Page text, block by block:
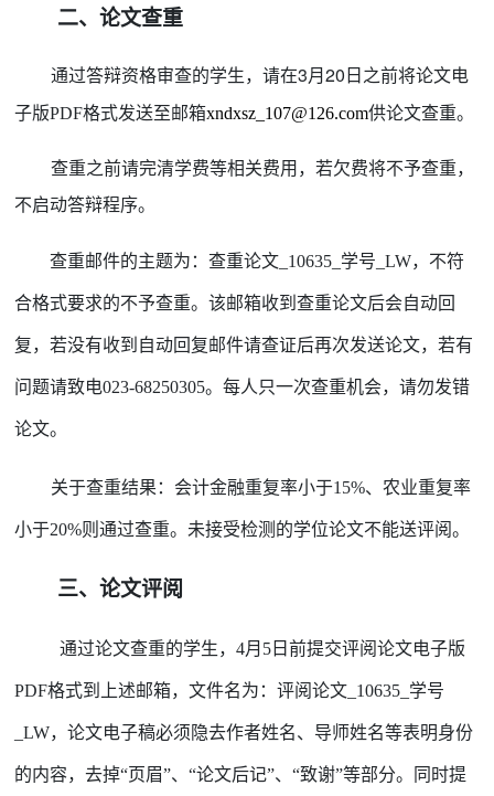
二、论文查重
通过答辩资格审查的学生，请在3月20 日之前将论文电
子版PDF格式发送至邮箱xndxsz_107@126.com供论文查重。
查重之前请完清学费等相关费用，若欠费将不予查重，
不启动答辩程序。
查重邮件的主题为：查重论文 _10635_学号_LW， 不符
合格式要求的不予查重。该邮箱收到查重论文后会自动回
复，若没有收到自动回复邮件请查证后再次发送论文，若有
问题请致电023-68250305。每人只一次查重机会，请勿发错
论文。
关于查重结果：会计金融重复率小于15%、农业重复率
小于20%则通过查重。未接受检测的学位论文不能送评阅。
三、论文评阅
通过论文查重的学生，4月5日前提交评阅论文电子版
PDF格式到上述邮箱，文件名为：评阅论文_10635_学号
_LW，论文电子稿必须隐去作者姓名、导师姓名等表明身份
的内容，去掉“页眉”、“论文后记”、“致谢”等部分。同时提